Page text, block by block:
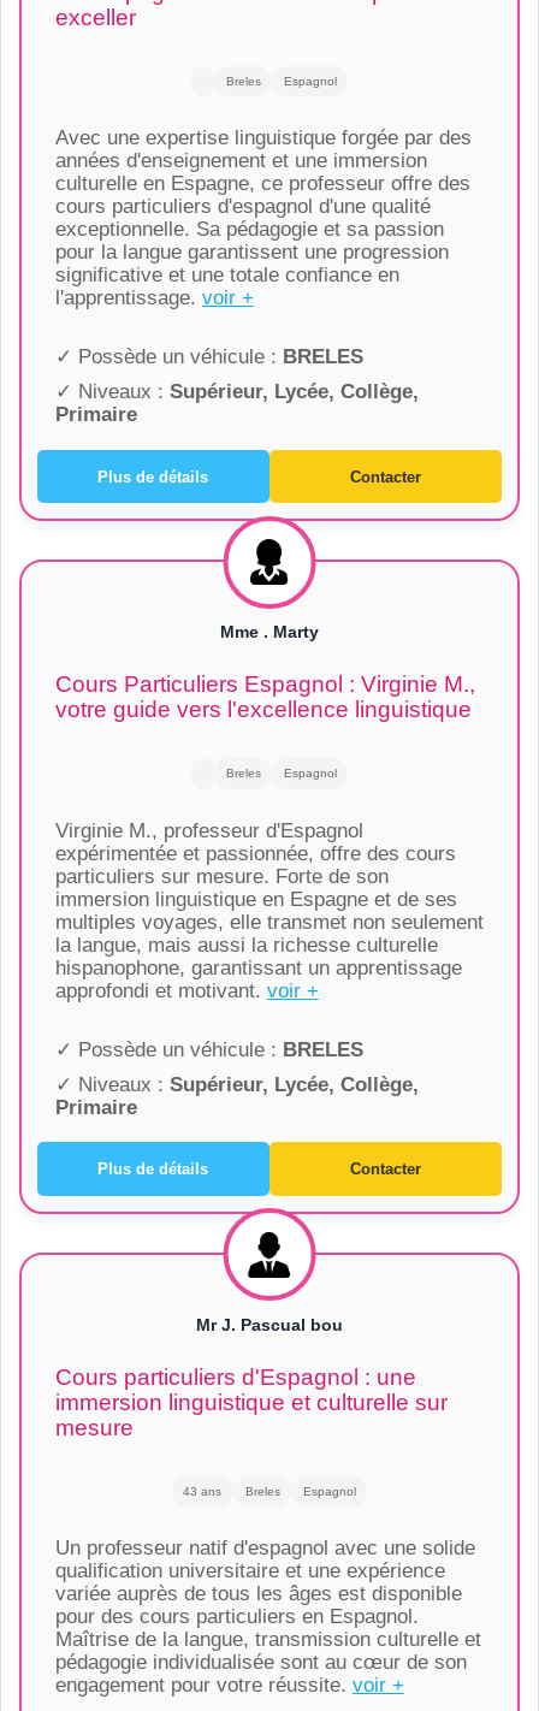
exceller
Breles Espagnol
Avec une expertise linguistique forgée par des
années d'enseignement et une immersion
culturelle en Espagne, ce professeur offre des
cours particuliers d'espagnol d'une qualité
exceptionnelle. Sa pédagogie et sa passion
pour la langue garantissent une progression
significative et une totale confiance en
l'apprentissage. voir +
✓ Possède un véhicule : BRELES
✓ Niveaux : Supérieur, Lycée, Collège,
Primaire
Plus de détails Contacter
Mme . Marty
Cours Particuliers Espagnol : Virginie M.,
votre guide vers l'excellence linguistique
Breles Espagnol
Virginie M., professeur d'Espagnol
expérimentée et passionnée, offre des cours
particuliers sur mesure. Forte de son
immersion linguistique en Espagne et de ses
multiples voyages, elle transmet non seulement
la langue, mais aussi la richesse culturelle
hispanophone, garantissant un apprentissage
approfondi et motivant. voir +
✓ Possède un véhicule : BRELES
✓ Niveaux : Supérieur, Lycée, Collège,
Primaire
Plus de détails Contacter
Mr J. Pascual bou
Cours particuliers d'Espagnol : une
immersion linguistique et culturelle sur
mesure
43 ans Breles Espagnol
Un professeur natif d'espagnol avec une solide
qualification universitaire et une expérience
variée auprès de tous les âges est disponible
pour des cours particuliers en Espagnol.
Maîtrise de la langue, transmission culturelle et
pédagogie individualisée sont au cœur de son
engagement pour votre réussite. voir +